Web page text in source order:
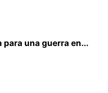
para una guerra en...